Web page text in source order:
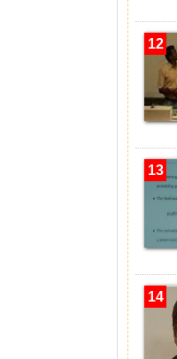
12
13
14